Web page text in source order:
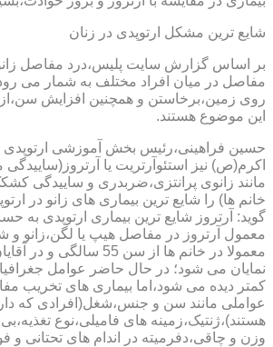
شایع ترین مشکل ارتوپدی در زنان
بر اساس گزارش سایت پلیس،درد مفاصل
مفاصل در میان افراد مختلف به شمار می
روی زمین،برخاستن و همچنین افزایش سن،از
این موضوع هستند.
حسین فراهینی،رئیس بخش آموزشی ارتوپدی
اکرم(ص) نیز استئوآرتریت یا
مانند زانوی پرانتزی،ضربدری و ساییدگی
خانم ها) را شایع ترین بیماری های زانو در
گوید: آرتروز شایع ترین بیماری ارتوپدی به
معمول آرتروز در مفاصل هیپ یا لگن،زانو و
نمایان می شود؛ در حال حاضر عوامل
کمتر دیده می شود،اما بیماری های تخریب
عواملی مانند سن و جنس،شغل(افرادی که
هستند)،ژنتیک،زمینه های فامیلی،نوع
وزن و چاقی،دفرمیته در اندام های تحتانی و